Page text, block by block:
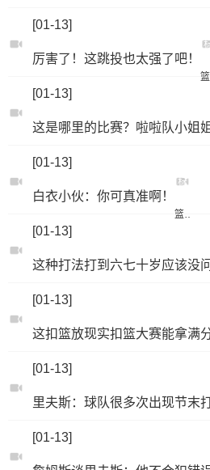
[01-13]
厉害了！这跳投也太强了吧！
[01-13]
这是哪里的比赛？啦啦队小姐
[01-13]
白衣小伙：你可真准啊！
标
篮球
[01-13]
这种打法打到六七十岁应该没
[01-13]
这扣篮放现实扣篮大赛能拿满
[01-13]
里夫斯：球队很多次出现节末
[01-13]